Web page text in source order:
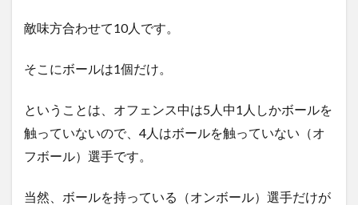
敵味方合わせて10人です。
そこにボールは1個だけ。
ということは、オフェンス中は5人中1人しかボールを
触っていないので、4人はボールを触っていない（オ
フボール）選手です。
当然、ボールを持っている（オンボール）選手だけが